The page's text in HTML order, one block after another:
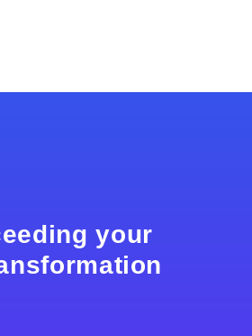
your